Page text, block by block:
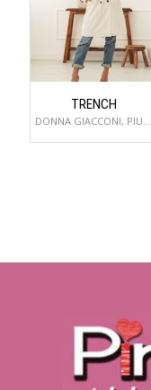
TRENCH
DONNA GIACCONI, PIUMINI E CAPPOTTI